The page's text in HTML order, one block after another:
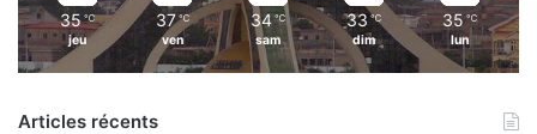
35 ℃
jeu
37 ℃
ven
34 ℃
sam
33 ℃
dim
35 ℃
lun
Articles récents